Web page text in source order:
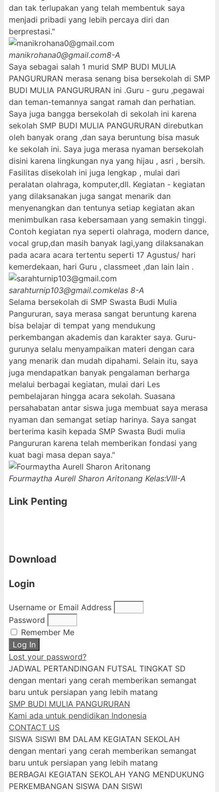
dan tak terlupakan yang telah membentuk saya
menjadi pribadi yang lebih percaya diri dan
berprestasi."
manikrohana0@gmail.com8-A
Saya sebagai salah 1 murid SMP BUDI MULIA
PANGURURAN merasa senang bisa bersekolah di SMP
BUDI MULIA PANGURURAN ini .Guru - guru ,pegawai
dan teman-temannya sangat ramah dan perhatian.
Saya juga bangga bersekolah di sekolah ini karena
sekolah SMP BUDI MULIA PANGURURAN direbutkan
oleh banyak orang ,dan saya beruntung bisa masuk
ke sekolah ini. Saya juga merasa nyaman bersekolah
disini karena lingkungan nya yang hijau , asri , bersih.
Fasilitas disekolah ini juga lengkap , mulai dari
peralatan olahraga, komputer,dll. Kegiatan - kegiatan
yang dilaksanakan juga sangat menarik dan
menyenangkan dan tentunya setiap kegiatan akan
menimbulkan rasa kebersamaan yang semakin tinggi.
Contoh kegiatan nya seperti olahraga, modern dance,
vocal grup,dan masih banyak lagi,yang dilaksanakan
pada acara acara tertentu seperti 17 Agustus/ hari
kemerdekaan, hari Guru , classmeet ,dan lain lain .
sarahturnip103@gmail.comkelas 8-A
Selama bersekolah di SMP Swasta Budi Mulia
Pangururan, saya merasa sangat beruntung karena
bisa belajar di tempat yang mendukung
perkembangan akademis dan karakter saya. Guru-
gurunya selalu menyampaikan materi dengan cara
yang menarik dan mudah dipahami. Selain itu, saya
juga mendapatkan banyak pengalaman berharga
melalui berbagai kegiatan, mulai dari Les
pembelajaran hingga acara sekolah. Suasana
persahabatan antar siswa juga membuat saya merasa
nyaman dan semangat setiap harinya. Saya sangat
berterima kasih kepada SMP Swasta Budi mulia
Pangururan karena telah memberikan fondasi yang
kuat bagi masa depan saya."
Fourmaytha Aurell Sharon Aritonang Kelas:VIII-A
Link Penting
Download
Login
Username or Email Address
Password
Remember Me
Log In
Lost your password?
JADWAL PERTANDINGAN FUTSAL TINGKAT SD
dengan mentari yang cerah memberikan semangat
baru untuk persiapan yang lebih matang
SMP BUDI MULIA PANGURURAN
Kami ada untuk pendidikan Indonesia
CONTACT US
SISWA SISWI BM DALAM KEGIATAN SEKOLAH
dengan mentari yang cerah memberikan semangat
baru untuk persiapan yang lebih matang
BERBAGAI KEGIATAN SEKOLAH YANG MENDUKUNG
PERKEMBANGAN SISWA DAN SISWI